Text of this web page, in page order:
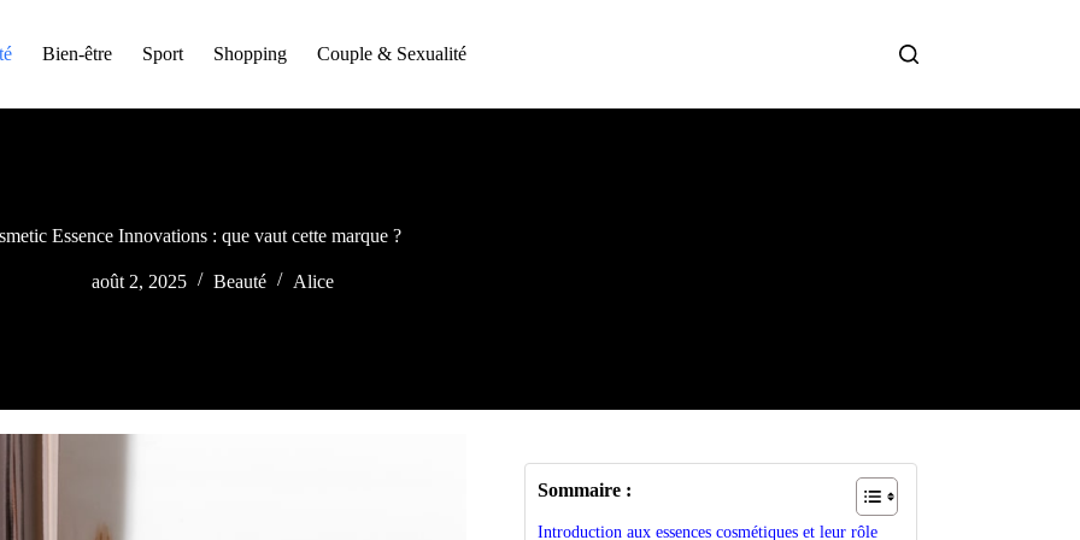
Bien-être Sport Shopping Couple & Sexualité
Essence Innovations : que vaut cette marque ?
août 2, 2025 Beauté Alice
Sommaire :
Introduction aux essences cosmétiques et leur rôle